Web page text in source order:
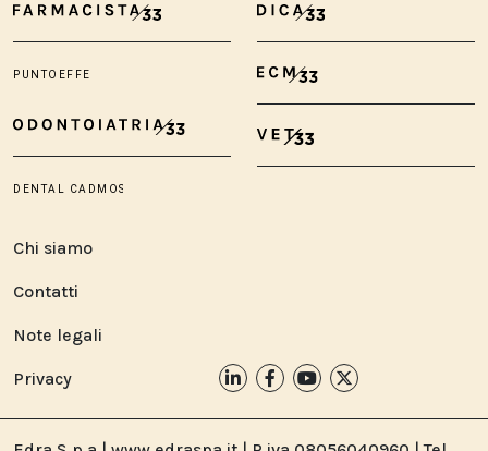
Chi siamo
Contatti
Note legali
Privacy